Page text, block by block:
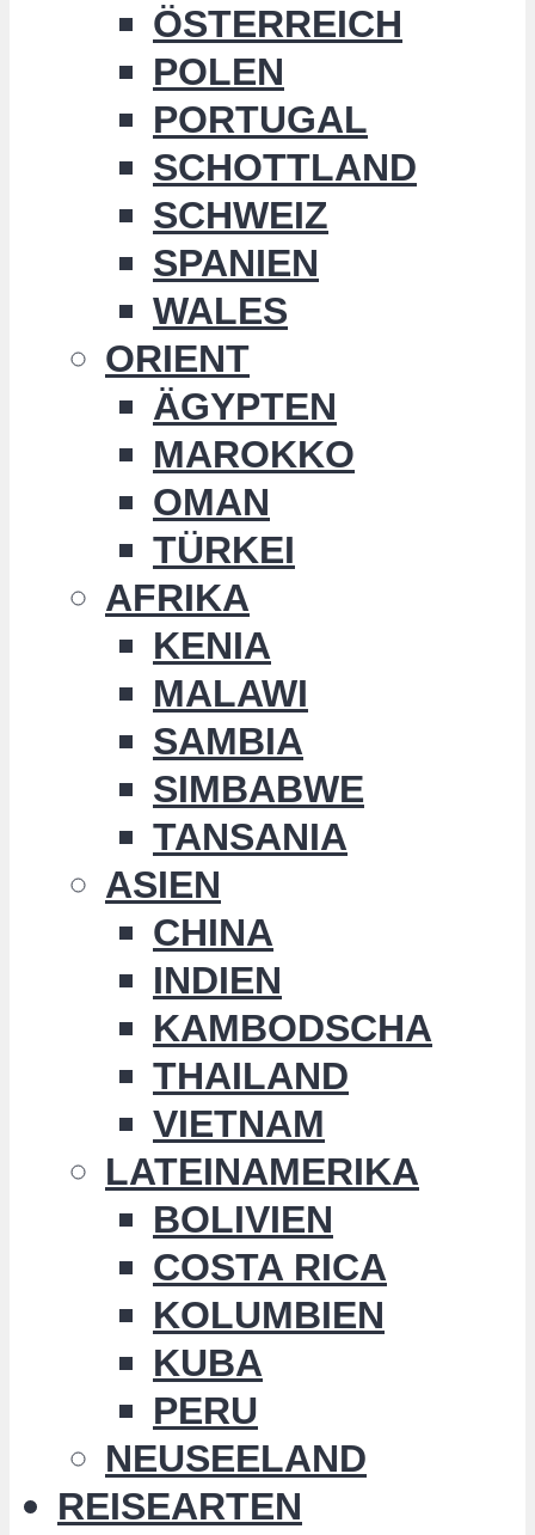
ÖSTERREICH
POLEN
PORTUGAL
SCHOTTLAND
SCHWEIZ
SPANIEN
WALES
ORIENT
ÄGYPTEN
MAROKKO
OMAN
TÜRKEI
AFRIKA
KENIA
MALAWI
SAMBIA
SIMBABWE
TANSANIA
ASIEN
CHINA
INDIEN
KAMBODSCHA
THAILAND
VIETNAM
LATEINAMERIKA
BOLIVIEN
COSTA RICA
KOLUMBIEN
KUBA
PERU
NEUSEELAND
REISEARTEN